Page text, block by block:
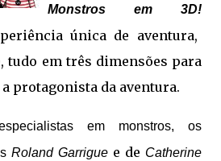
Monstros em 3D!
única de aventura,
tudo em três dimensões para
protagonista da aventura.
em monstros, os
Roland Garrigue e de Catherine